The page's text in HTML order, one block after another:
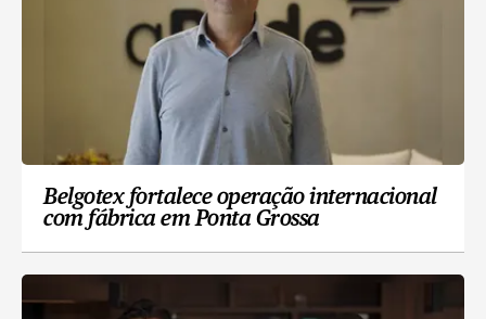
Belgotex fortalece operação internacional
com fábrica em Ponta Grossa